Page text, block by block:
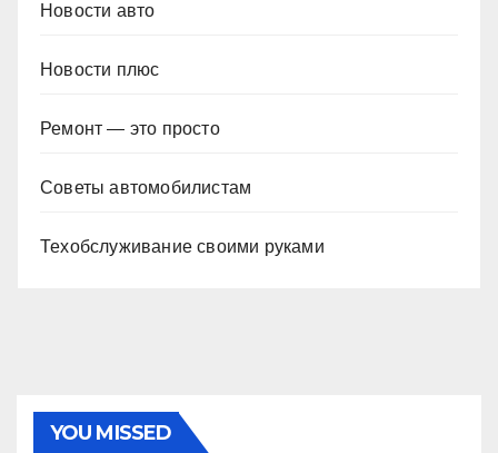
Новости авто
Новости плюс
Ремонт — это просто
Советы автомобилистам
Техобслуживание своими руками
YOU MISSED